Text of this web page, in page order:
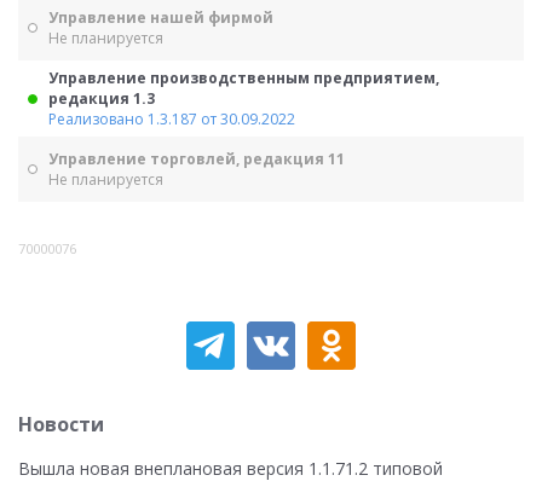
Управление нашей фирмой
Не планируется
Управление производственным предприятием,
редакция 1.3
Реализовано 1.3.187 от 30.09.2022
Управление торговлей, редакция 11
Не планируется
70000076
Новости
Вышла новая внеплановая версия 1.1.71.2 типовой